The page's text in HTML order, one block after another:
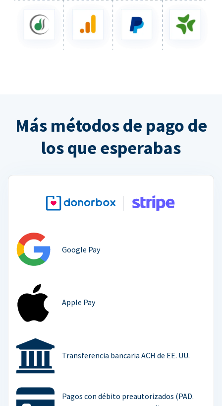
Más métodos de pago de
los que esperabas
Google Pay
Apple Pay
Transferencia bancaria ACH de EE. UU.
Pagos con débito preautorizados (PAD.